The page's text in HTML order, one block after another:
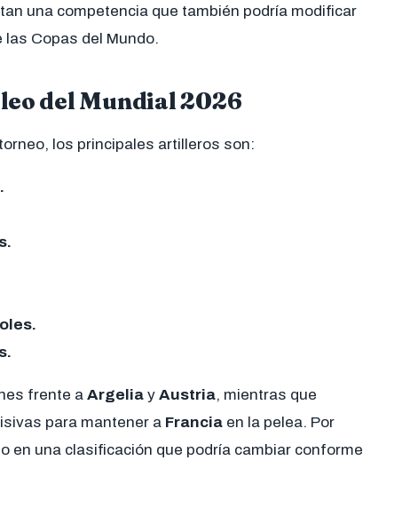
una competencia que también podría modificar
Copas del Mundo.
del Mundial 2026
los principales artilleros son:
frente a Argelia y Austria, mientras que
para mantener a Francia en la pelea. Por
en una clasificación que podría cambiar conforme